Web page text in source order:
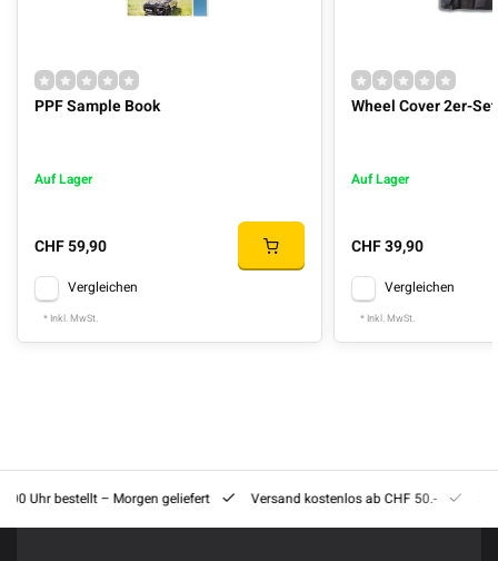
PPF Sample Book
Auf Lager
CHF 59,90
Vergleichen
* Inkl. MwSt.
Wheel Cover 2er-Set
Auf Lager
CHF 39,90
Vergleichen
* Inkl. MwSt.
Uhr bestellt – Morgen geliefert Versand kostenlos ab CHF 50.-